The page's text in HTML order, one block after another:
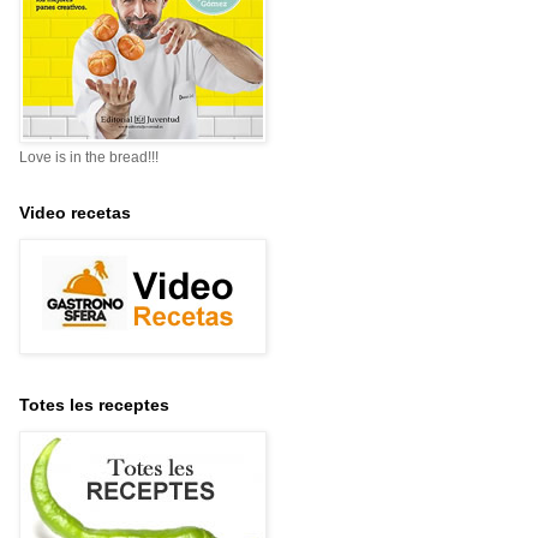
Love is in the bread!!!
Video recetas
Totes les receptes